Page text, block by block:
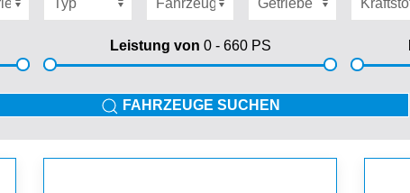
Leistung von 0 - 660PS
FAHRZEUGE SUCHEN